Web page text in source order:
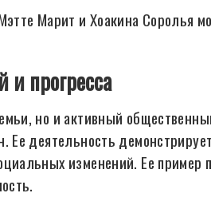
Марит и Хоакина Соролья
прогресса
но и активный
деятельность
изменений. Ее пример